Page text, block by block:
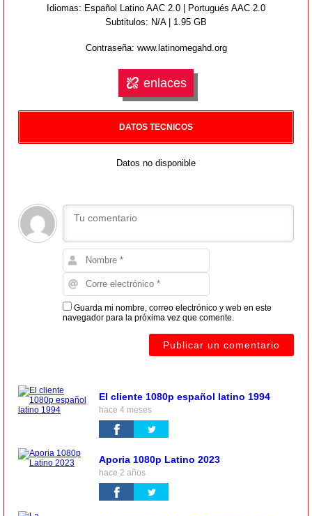
Idiomas: Español Latino AAC 2.0 | Portugués AAC 2.0
Subtitulos: N/A | 1.95 GB
Contraseña: www.latinomegahd.org
enlaces
DATOS TECNICOS
Datos no disponible
Guarda mi nombre, correo electrónico y web en este
navegador para la próxima vez que comente.
El cliente 1080p español latino 1994
hace 4 meses
Aporia 1080p Latino 2023
hace 2 años